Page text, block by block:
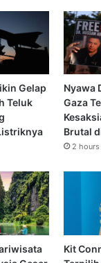
Gelap
Teluk
Nyawa
Gaza
Brutal
2 hours
Kit